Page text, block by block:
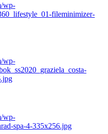
wp-
fileminimizer-
wp-
wp-
spa-4-335x256.jpg